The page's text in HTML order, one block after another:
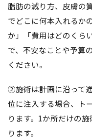
脂肪の減り方、皮膚の
でどこに何本入れるか
か」「費用はどのくら
で、不安なことや予算
ください。
②施術は計画に沿って
位に注入する場合、ト
ります。1か所だけの
ります。